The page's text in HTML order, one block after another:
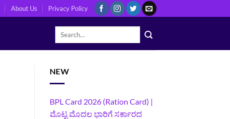
About Us Privacy Policy
NEW
BPL Card 2026 (Ration Card) |
ಮೊಟ್ಟ ಮೊದಲ ಭಾರಿಗೆ ಸರ್ಕಾರದ